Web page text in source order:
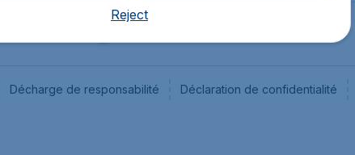
Décharge de responsabilité Déclaration de confidentialité
Reject